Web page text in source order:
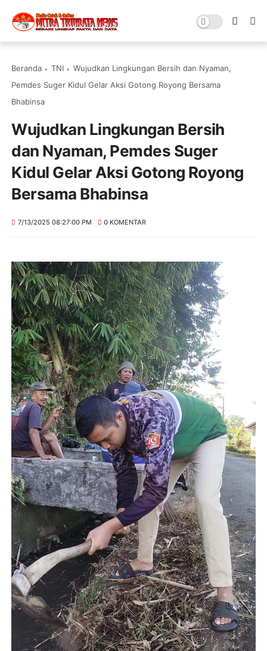
Beranda TNI
Wujudkan Lingkungan Bersih dan Nyaman,
Pemdes Suger Kidul Gelar Aksi Gotong Royong Bersama
Bhabinsa
Wujudkan Lingkungan Bersih
dan Nyaman, Pemdes Suger
Kidul Gelar Aksi Gotong Royong
Bersama Bhabinsa
7/13/2025 08:27:00 PM 0 KOMENTAR